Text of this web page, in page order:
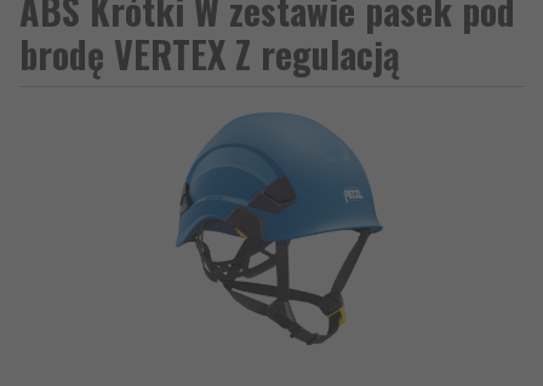
brodę VERTEX Z regulacją